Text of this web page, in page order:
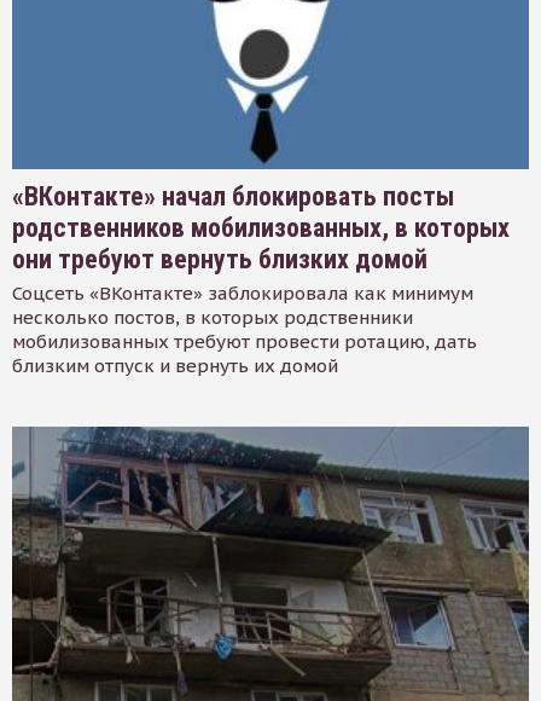
«ВКонтакте» начал блокировать посты
родственников мобилизованных, в которых
они требуют вернуть близких домой
Соцсеть «ВКонтакте» заблокировала как минимум
несколько постов, в которых родственники
мобилизованных требуют провести ротацию, дать
близким отпуск и вернуть их домой